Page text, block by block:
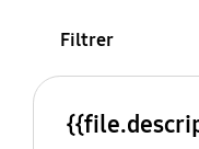
Filtrer